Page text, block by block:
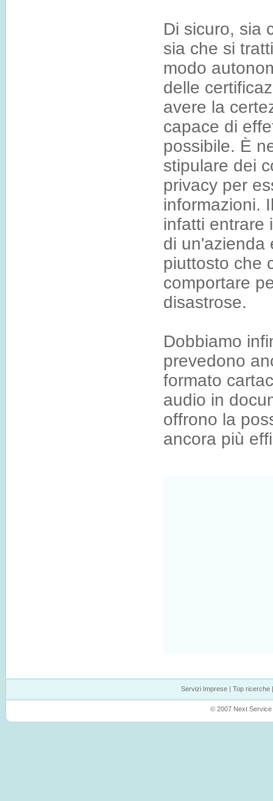
Di sicuro, sia
sia che si
modo
delle
avere la
capace di
possibile. È
stipulare dei
privacy per
informazioni.
infatti entrare
di un'azienda
piuttosto che
comportare
disastrose.
Dobbiamo
prevedono
formato
audio in
offrono la
ancora più
Servizi Imprese| Top ricerche
© 2007 Next Service